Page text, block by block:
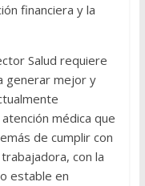
financiera y la
Salud requiere
generar mejor y
médica que
de cumplir con
con la
estable en